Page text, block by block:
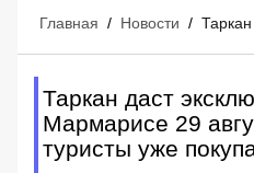
Главная / Новости /
Таркан даст
Мармарисе 29
туристы уже